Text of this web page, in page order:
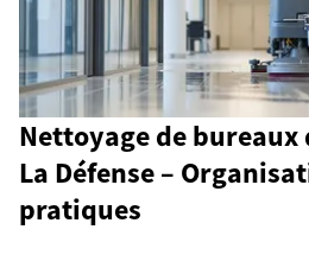
Nettoyage de bureaux
La Défense –
pratiques